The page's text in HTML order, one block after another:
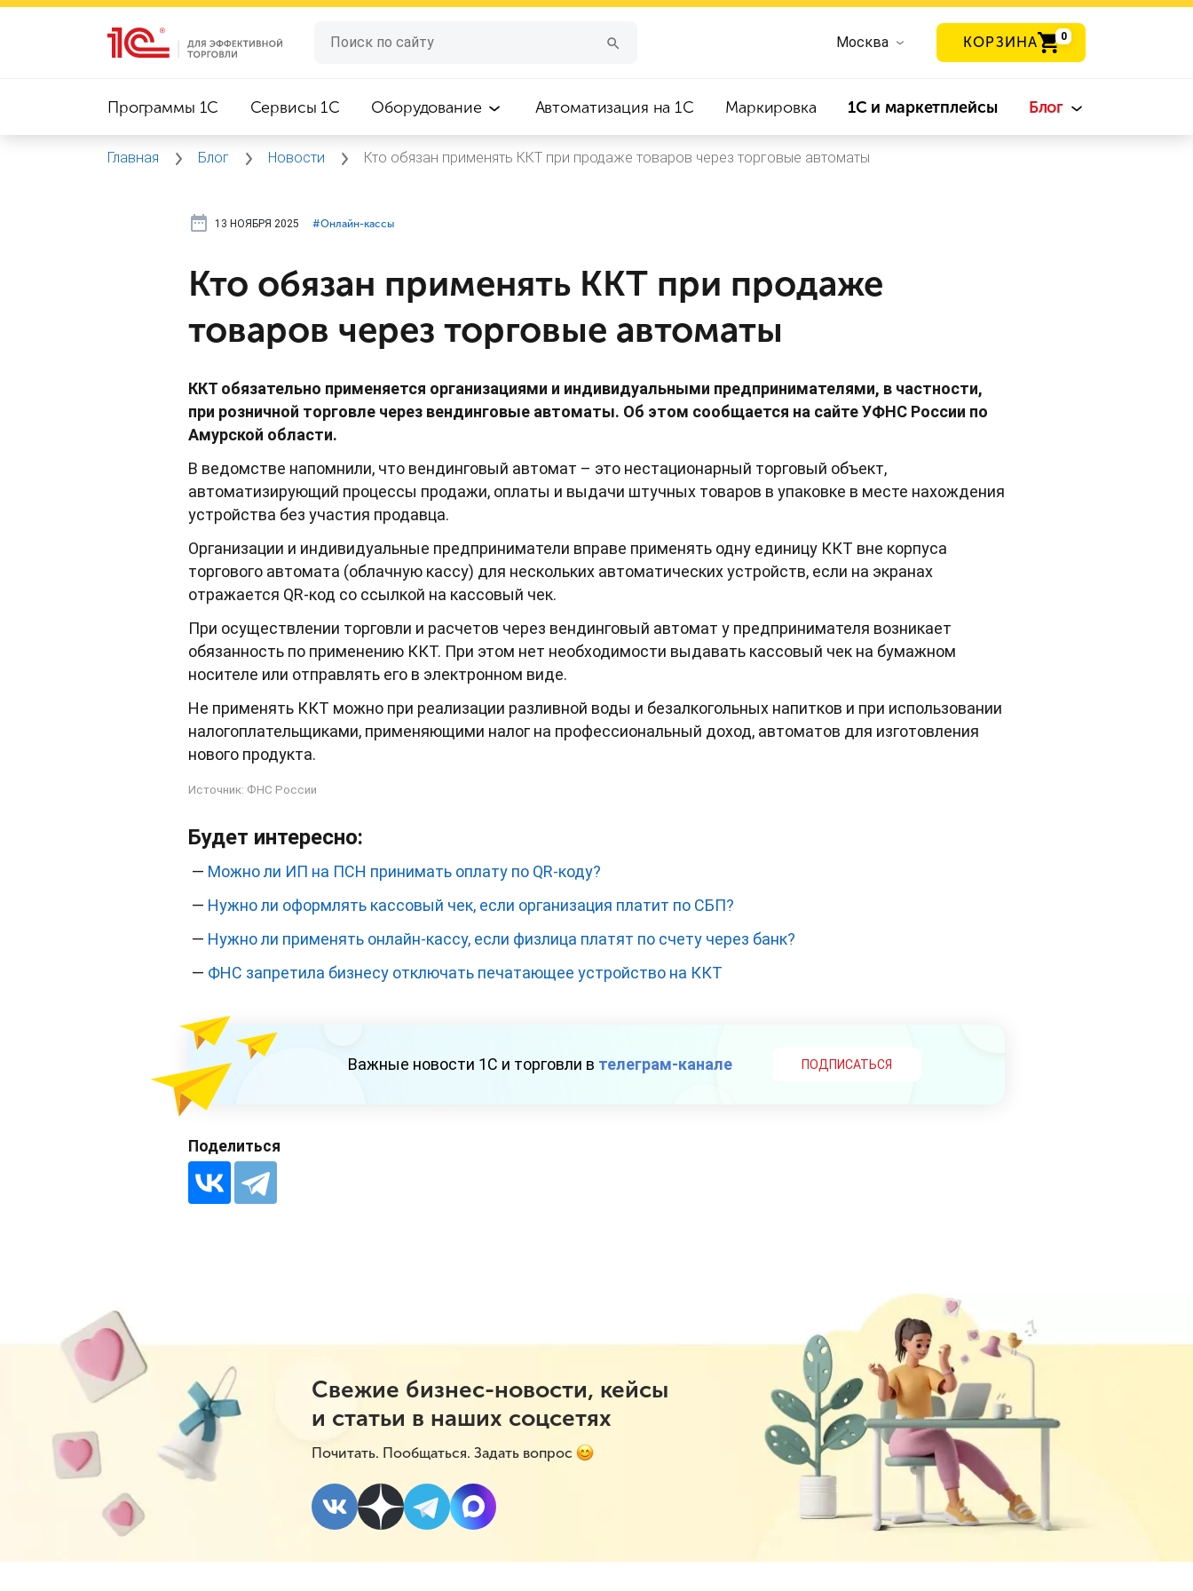
Москва КОРЗИНА 0
Программы 1C Сервисы 1C Оборудование Автоматизация на 1С Маркировка 1С и маркетплейсы Блог
Главная Блог Новости Кто обязан применять ККТ при продаже товаров через торговые автоматы
13 НОЯБРЯ 2025 #⁣Онлайн-кассы
Кто обязан применять ККТ при продаже
товаров через торговые автоматы
ККТ обязательно применяется организациями и индивидуальными предпринимателями, в частности,
при розничной торговле через вендинговые автоматы. Об этом сообщается на сайте УФНС России по
Амурской области.
В ведомстве напомнили, что вендинговый автомат – это нестационарный торговый объект,
автоматизирующий процессы продажи, оплаты и выдачи штучных товаров в упаковке в месте нахождения
устройства без участия продавца.
Организации и индивидуальные предприниматели вправе применять одну единицу ККТ вне корпуса
торгового автомата (облачную кассу) для нескольких автоматических устройств, если на экранах
отражается QR-код со ссылкой на кассовый чек.
При осуществлении торговли и расчетов через вендинговый автомат у предпринимателя возникает
обязанность по применению ККТ. При этом нет необходимости выдавать кассовый чек на бумажном
носителе или отправлять его в электронном виде.
Не применять ККТ можно при реализации разливной воды и безалкогольных напитков и при использовании
налогоплательщиками, применяющими налог на профессиональный доход, автоматов для изготовления
нового продукта.
Источник: ФНС России
Будет интересно:
— Можно ли ИП на ПСН принимать оплату по QR-коду?
— Нужно ли оформлять кассовый чек, если организация платит по СБП?
— Нужно ли применять онлайн-кассу, если физлица платят по счету через банк?
— ФНС запретила бизнесу отключать печатающее устройство на ККТ
Важные новости 1С и торговли в телеграм-канале ПОДПИСАТЬСЯ
Поделиться
Свежие бизнес-новости, кейсы
и статьи в наших соцсетях
Почитать. Пообщаться. Задать вопрос